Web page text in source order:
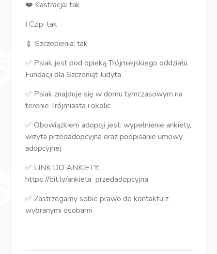
❤️ Kastracja: tak
ℹ️ Czip: tak
💉 Szczepienia: tak
✅ Psiak jest pod opieką Trójmiejskiego oddziału
Fundacji dla Szczeniąt Judyta
✅ Psiak znajduje się w domu tymczasowym na
terenie Trójmiasta i okolic
✅ Obowiązkiem adopcji jest: wypełnienie ankiety,
wizyta przedadopcyjna oraz podpisanie umowy
adopcyjnej
✅ LINK DO ANKIETY:
https://bit.ly/ankieta_przedadopcyjna
✅ Zastrzegamy sobie prawo do kontaktu z
wybranymi osobami